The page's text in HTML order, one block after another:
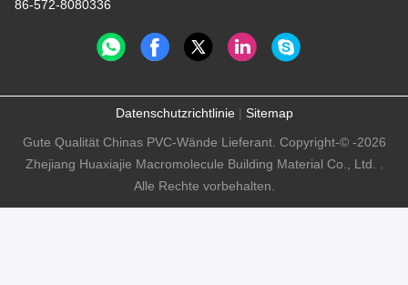
86-572-8080336
Datenschutzrichtlinie| Sitemap
Gute Qualität Chinas PVC-Wände Lieferant. Copyright-© -2026
Zhejiang Huaxiajie Macromolecule Building Material Co., Ltd. .
Alle Rechte vorbehalten.